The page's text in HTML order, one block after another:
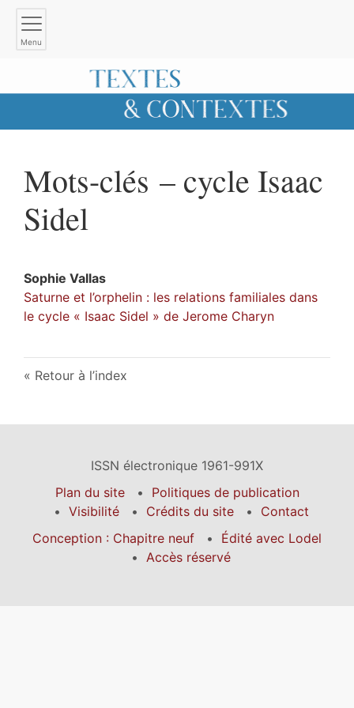
Menu
Mots-clés – cycle Isaac
Sidel
Sophie Vallas
Saturne et l’orphelin : les relations familiales dans
le cycle « Isaac Sidel » de Jerome Charyn
Retour à l’index
ISSN électronique 1961-991X
Plan du site
Politiques de publication
Visibilité
Crédits du site
Contact
Conception : Chapitre neuf
Édité avec Lodel
Accès réservé